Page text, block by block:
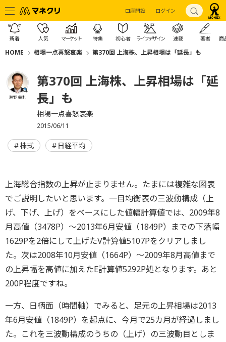
口座開設 ログイン
新着 人気 マーケット 特集 初心者 ライフデザイン 連載 著者 商
HOME 相場一点喜怒哀楽 第370回 上海株、上昇相場は「延長」も
東野 幸利
第370回 上海株、上昇相場は「延
長」も
相場一点喜怒哀楽
2015/06/11
株式 日経平均
上海総合指数の上昇が止まりません。たまには複雑な図表
でご説明したいと思います。一目均衡表の三波動構成（上
げ、下げ、上げ）をベースにした値幅計算値では、2009年8
月高値（3478P）～2013年6月安値（1849P）までの下落幅
1629Pを2倍にして上げたV計算値5107Pをクリアしまし
た。次は2008年10月安値（1664P）～2009年8月高値まで
の上昇幅を高値に加えたE計算値5292P処となります。あと
200P程度ですね。
一方、日柄面（時間軸）でみると、足元の上昇相場は2013
年6月安値（1849P）を起点に、今月で25カ月が経過しまし
た。これを三波動構成のうちの（上げ）の三波動目としま